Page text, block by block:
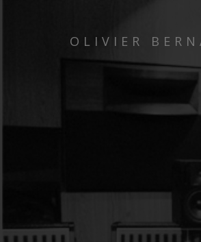
OLIVIER